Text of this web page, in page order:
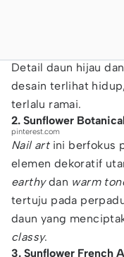
Detail daun hijau
desain terlihat hidup,
terlalu ramai.
2. Sunflower
pinterest.com
Nail artini berfokus
elemen dekoratif
earthydan warm
tertuju pada
daun yang
classy.
3. Sunflower French